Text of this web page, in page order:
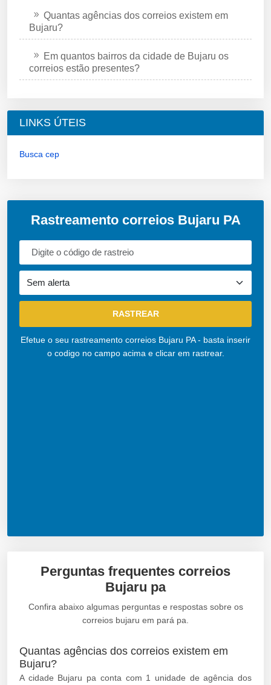
Quantas agências dos correios existem em
Bujaru?
Em quantos bairros da cidade de Bujaru os
correios estão presentes?
LINKS ÚTEIS
Busca cep
Rastreamento correios Bujaru PA
Efetue o seu rastreamento correios Bujaru PA - basta inserir
o codigo no campo acima e clicar em rastrear.
Perguntas frequentes correios
Bujaru pa
Confira abaixo algumas perguntas e respostas sobre os
correios bujaru em pará pa.
Quantas agências dos correios existem em
Bujaru?
A cidade Bujaru pa conta com 1 unidade de agência dos